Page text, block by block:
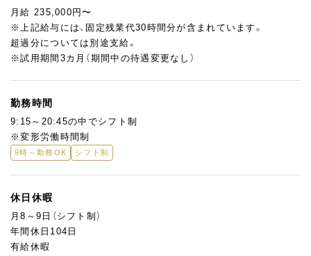
入社後、まずは基礎研修と先輩からのOJT研修があるので、未経験
の方でもしっかりと商品知識・サービススキルを身に付けること
が可能です！
そんな『BABBI』の魅力をお客様に伝え、ブランドのファンを増や
してくださいね♪
月給 235,000円〜
※上記給与には、固定残業代30時間分が含まれています。
超過分については別途支給。
※試用期間3カ月（期間中の待遇変更なし）
勤務時間
9:15～20:45の中でシフト制
※変形労働時間制
9時～勤務OK シフト制
休日休暇
月8～9日（シフト制）
年間休日104日
有給休暇